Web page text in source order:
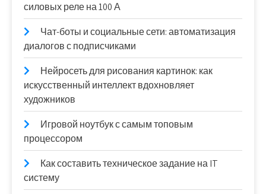
силовых реле на 100 А
Чат-боты и социальные сети: автоматизация
диалогов с подписчиками
Нейросеть для рисования картинок: как
искусственный интеллект вдохновляет
художников
Игровой ноутбук с самым топовым
процессором
Как составить техническое задание на IT
систему